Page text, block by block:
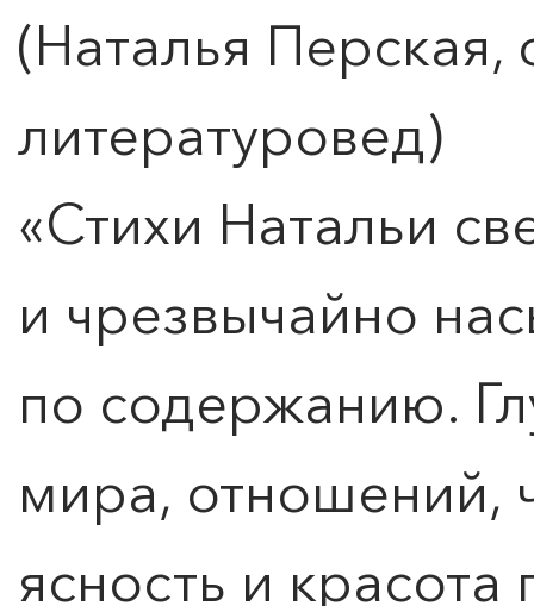
(Наталья Перская,
литературовед)
«Стихи Натальи
и чрезвычайно
по содержанию.
мира, отношений,
ясность и красота